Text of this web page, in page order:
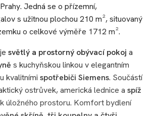
Jedná se o přízemní,
s užitnou plochou 210 m², situovaný
o celkové výměře 1712 m².
světlý a prostorný obývací pokoj a
s kuchyňskou linkou v elegantním
kvalitními spotřebiči Siemens. Součástí
ostrůvek, americká lednice a spíž
úložného prostoru. Komfort bydlení